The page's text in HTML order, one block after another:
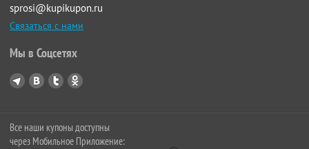
sprosi@kupikupon.ru
Связаться с нами
Мы в Соцсетях
Все наши купоны доступны
через Мобильное Приложение: